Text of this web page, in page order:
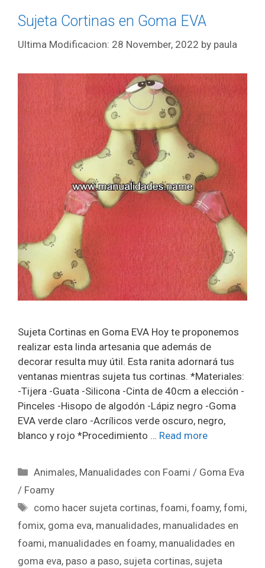
Sujeta Cortinas en Goma EVA
28 November, 2022 by paula
Sujeta Cortinas en Goma EVA Hoy te proponemos
realizar esta linda artesania que además de
decorar resulta muy útil. Esta ranita adornará tus
ventanas mientras sujeta tus cortinas. *Materiales:
-Tijera -Guata -Silicona -Cinta de 40cm a elección -
Pinceles -Hisopo de algodón -Lápiz negro -Goma
EVA verde claro -Acrílicos verde oscuro, negro,
blanco y rojo *Procedimiento … Read more
Animales, Manualidades con Foami / Goma Eva
/ Foamy
como hacer sujeta cortinas,foami,foamy,fomi,
fomix, goma eva, manualidades, manualidades en
foami, manualidades en foamy, manualidades en
goma eva, paso a paso, sujeta cortinas, sujeta